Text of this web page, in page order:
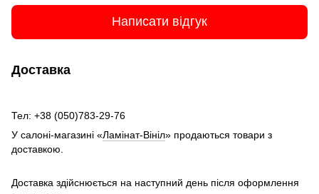
Написати відгук
Доставка
Тел: +38 (050)783-29-76
У салоні-магазині «Ламінат-Вініл» продаються товари з
доставкою.
Доставка здійснюється на наступний день після оформлення